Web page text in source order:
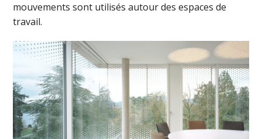
mouvements sont utilisés autour des espaces de
travail.